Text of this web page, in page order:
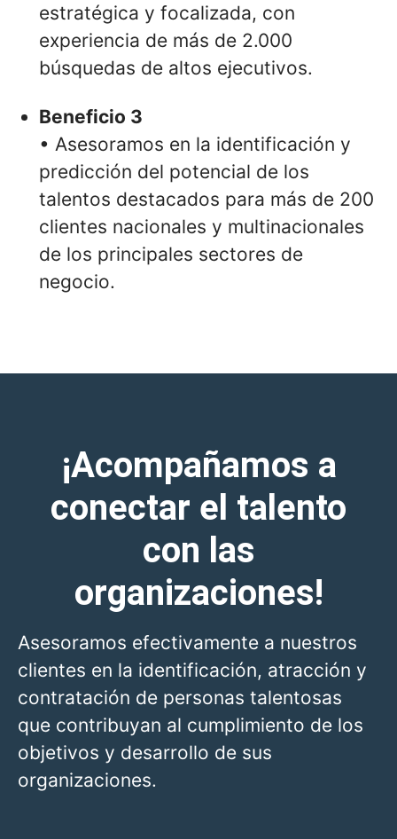
estratégica y focalizada, con
experiencia de más de 2.000
búsquedas de altos ejecutivos.
Beneficio 3
• Asesoramos en la identificación y
predicción del potencial de los
talentos destacados para más de 200
clientes nacionales y multinacionales
de los principales sectores de
negocio.
¡Acompañamos a
conectar el talento
con las
organizaciones!
Asesoramos efectivamente a nuestros
clientes en la identificación, atracción y
contratación de personas talentosas
que contribuyan al cumplimiento de los
objetivos y desarrollo de sus
organizaciones.